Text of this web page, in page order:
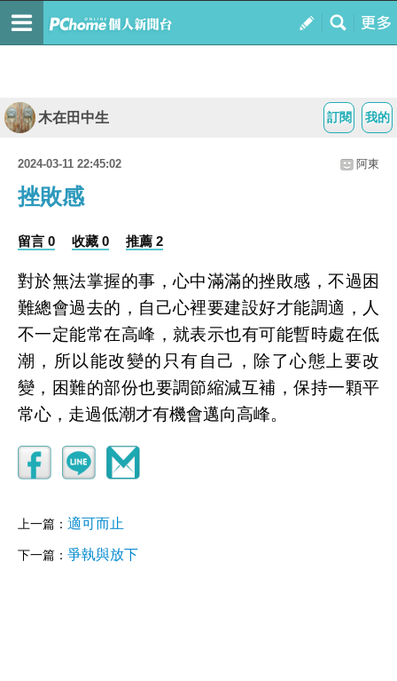
我的
訂閱
木在田中生
2024-03-11 22:45:02 阿東
挫敗感
留言 0 收藏 0 推薦 2
對於無法掌握的事，心中滿滿的挫敗感，不過困
難總會過去的，自己心裡要建設好才能調適，人
不一定能常在高峰，就表示也有可能暫時處在低
潮，所以能改變的只有自己，除了心態上要改
變，困難的部份也要調節縮減互補，保持一顆平
常心，走過低潮才有機會邁向高峰。
上一篇： 適可而止
下一篇： 爭執與放下